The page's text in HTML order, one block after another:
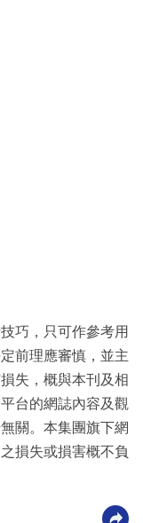
巧，只可作參考用
前理應審慎，並主
失，概與本刊及相
台的網誌內容及觀
關。本集團旗下網
損失或損害概不負